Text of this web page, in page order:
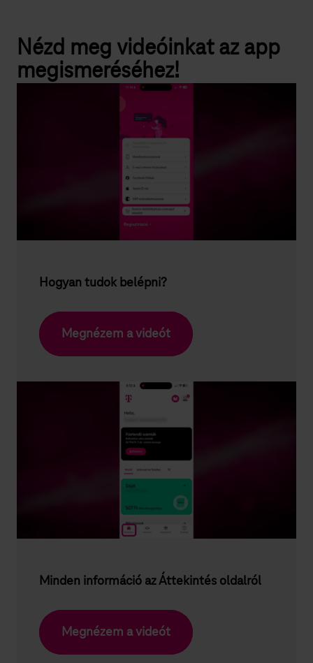
Nézd meg videóinkat az app
megismeréséhez!
Hogyan tudok belépni?
Megnézem a videót
Minden információ az Áttekintés oldalról
Megnézem a videót